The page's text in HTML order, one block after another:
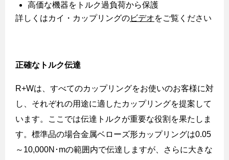
高価な機器をトルク過負荷から保護
詳しくはカイ・カップリングのビデオをご覧ください
正確なトルク伝達
R+Wは、すべてのカップリングをお使いのお客様に対
し、それぞれの用途に適したカップリングを提案して
います。ここでは伝達トルクが重要な役割を果たしま
す。標準品の場合金属ベローズ形カップリングは0.05
～ 10,000N ･ mの範囲内で伝達しますが、さらに大きな